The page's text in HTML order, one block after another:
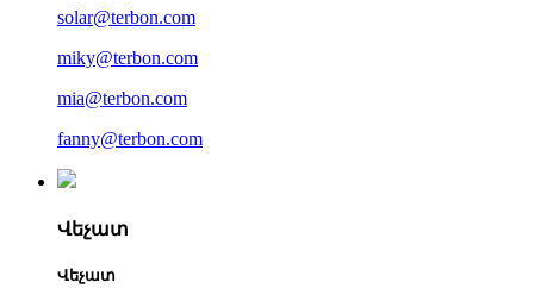
solar@terbon.com
miky@terbon.com
mia@terbon.com
fanny@terbon.com
Վեչատ
Վեչատ